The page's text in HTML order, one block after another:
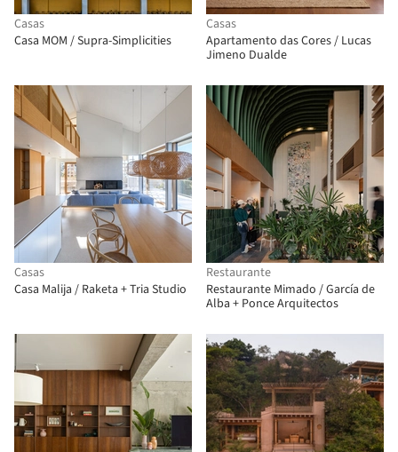
Casas
Casa MOM / Supra-Simplicities
Casas
Apartamento das Cores / Lucas
Jimeno Dualde
Casas
Casa Malija / Raketa + Tria Studio
Restaurante
Restaurante Mimado / García de
Alba + Ponce Arquitectos